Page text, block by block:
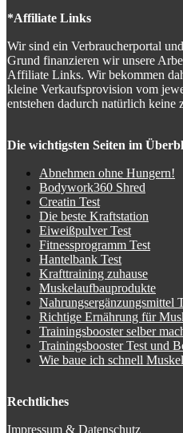
*Affiliate Links
Wir sind ein Verbraucherportal
Grund finanzieren wir unsere
Affiliate Links. Wir bekommen
kleine Verkaufsprovision vom
entstehen dadurch natürlich keine
Die wichtigsten Seiten im
Abnehmen ohne Hungern!
Bodywork360 Shred
Creatin Test
Die beste Kraftstation
Eiweißpulver Test
Fitnessprogramm Test
Hantelbank Test
Krafttraining zuhause
Muskelaufbauprodukte
Nahrungsergänzungsmittel
Richtige Ernährung für
Trainingsbooster selber
Trainingsbooster Test und
Wie baue ich schnell
Rechtliches
Impressum & Datenschutz